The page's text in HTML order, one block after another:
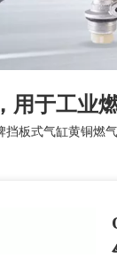
用于工业
挡板式气缸黄铜燃